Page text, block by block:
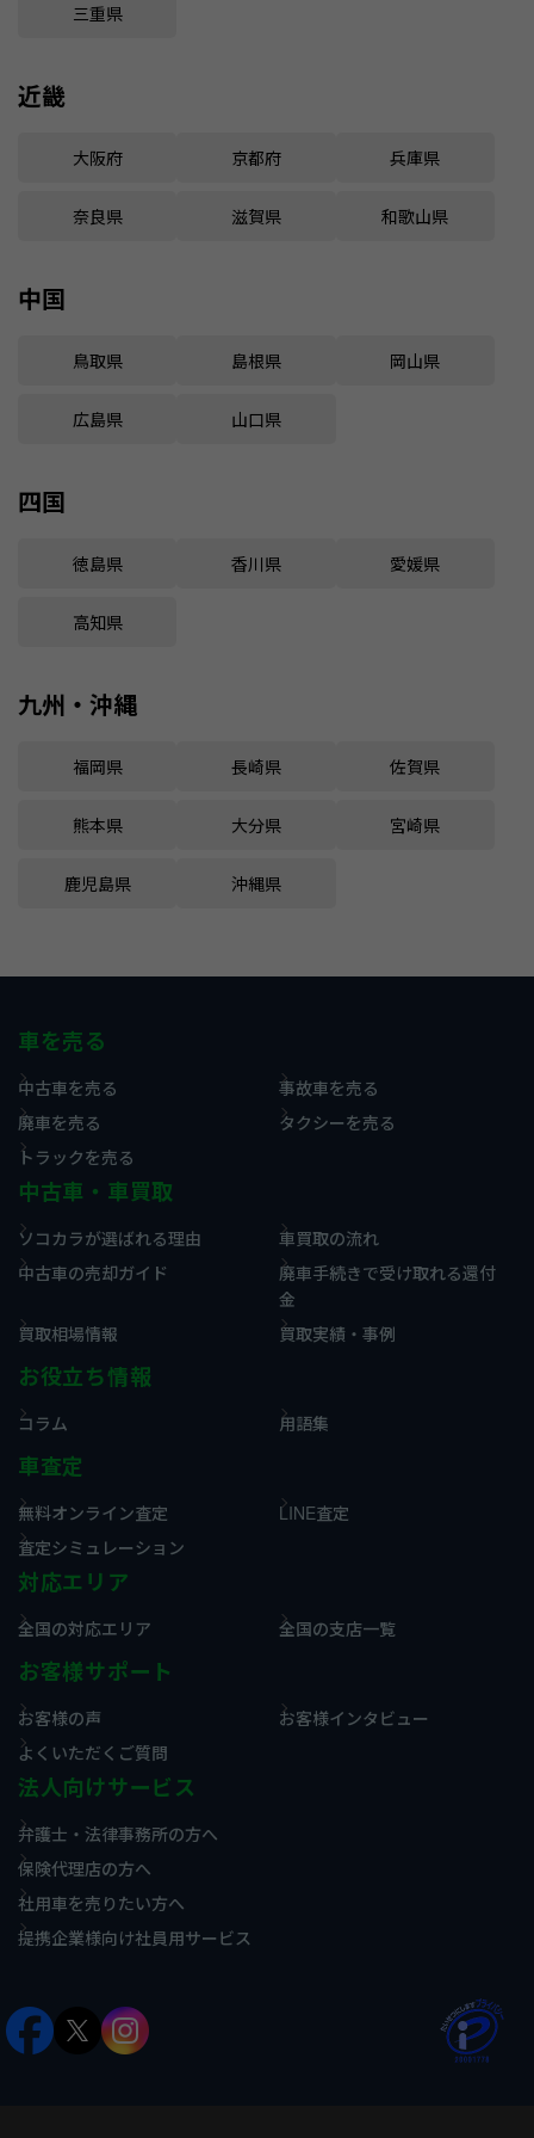
三重県
近畿
大阪府 京都府 兵庫県
奈良県 滋賀県 和歌山県
中国
鳥取県 島根県 岡山県
広島県 山口県
四国
徳島県 香川県 愛媛県
高知県
九州・沖縄
福岡県 長崎県 佐賀県
熊本県 大分県 宮崎県
鹿児島県 沖縄県
車を売る
中古車を売る
事故車を売る
廃車を売る
タクシーを売る
トラックを売る
中古車・車買取
ソコカラが選ばれる理由
車買取の流れ
中古車の売却ガイド
廃車手続きで受け取れる還付
金
買取相場情報
買取実績・事例
お役立ち情報
コラム 用語集
車査定
無料オンライン査定
LINE査定
査定シミュレーション
対応エリア
全国の対応エリア 全国の支店一覧
お客様サポート
お客様の声
お客様インタビュー
よくいただくご質問
法人向けサービス
弁護士・法律事務所の方へ
保険代理店の方へ
社用車を売りたい方へ
提携企業様向け社員用サービス